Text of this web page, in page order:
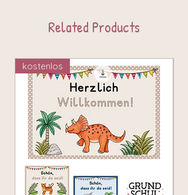
Related Products
kostenlos